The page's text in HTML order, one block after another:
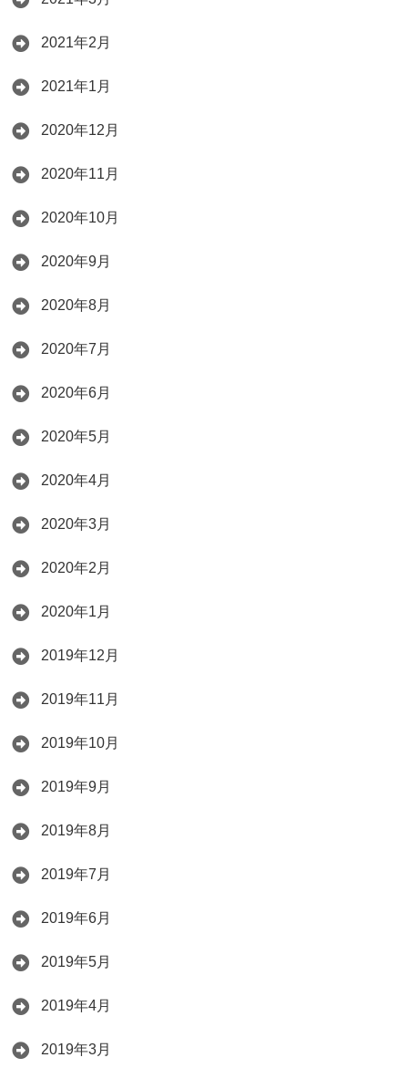
2021年2月
2021年1月
2020年12月
2020年11月
2020年10月
2020年9月
2020年8月
2020年7月
2020年6月
2020年5月
2020年4月
2020年3月
2020年2月
2020年1月
2019年12月
2019年11月
2019年10月
2019年9月
2019年8月
2019年7月
2019年6月
2019年5月
2019年4月
2019年3月